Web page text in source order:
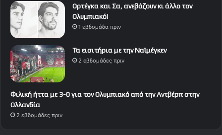
Ορτέγκα και Σα, ανεβάζουν κι άλλο τον
Ολυμπιακό!
1 εβδομάδα πριν
Τα εισιτήρια με την Ναϊμέγκεν
2 εβδομάδες πριν
Φιλική ήττα με 3-0 για τον Ολυμπιακό από την Αντβέρπ στην
Ολλανδία
2 εβδομάδες πριν